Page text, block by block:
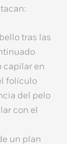
tras las
capilar en
folículo
del pelo
con el
un plan